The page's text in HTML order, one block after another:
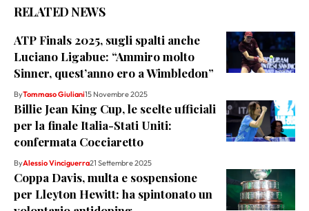
RELATED NEWS
ATP Finals 2025, sugli spalti anche
Luciano Ligabue: “Ammiro molto
Sinner, quest’anno ero a Wimbledon”
ByTommaso Giuliani15 Novembre 2025
Billie Jean King Cup, le scelte ufficiali
per la finale Italia-Stati Uniti:
confermata Cocciaretto
ByAlessio Vinciguerra21 Settembre 2025
Coppa Davis, multa e sospensione
per Lleyton Hewitt: ha spintonato un